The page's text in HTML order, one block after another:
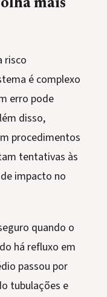
mais
risco
é complexo
erro pode
disso,
procedimentos
tentativas às
impacto no
quando o
há refluxo em
passou por
tubulações e